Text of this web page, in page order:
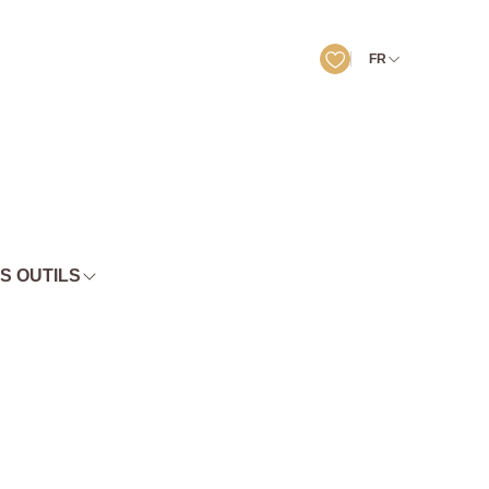
FR
OUTILS